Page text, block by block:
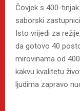
Čovjek s 400-
saborski
Isto vrijedi za
da gotovo 40
mirovinama od
kakvu kvalitetu
ljudima zapravo